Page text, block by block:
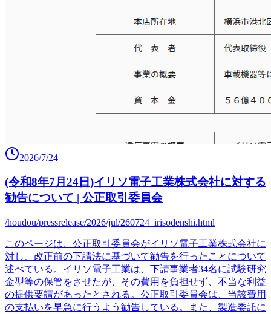
2026/7/24
(令和8年7月24日)イリソ電子工業株式会社に対する
勧告について | 公正取引委員会
/houdou/pressrelease/2026/jul/260724_irisodenshi.html
このページは、公正取引委員会がイリソ電子工業株式会社に
対し、改正前の下請法に基づいて勧告を行ったことについて
述べている。イリソ電子工業は、下請事業者34名に試験研究
金型等の保管をさせたが、その費用を負担せず、不当な利益
の提供要請があったとされる。公正取引委員会は、当該費用
の支払いを早急に行うよう勧告している。また、製造委託に